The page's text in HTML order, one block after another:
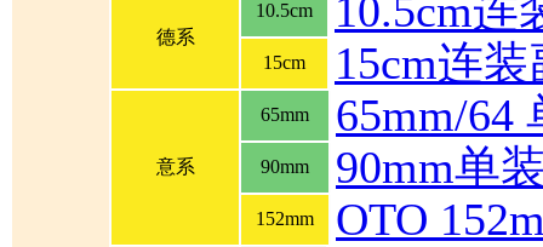
德系
10.5cm 10.5cm连
15cm 15cm连
意系
65mm 65mm/64
90mm 90mm单
152mm OTO